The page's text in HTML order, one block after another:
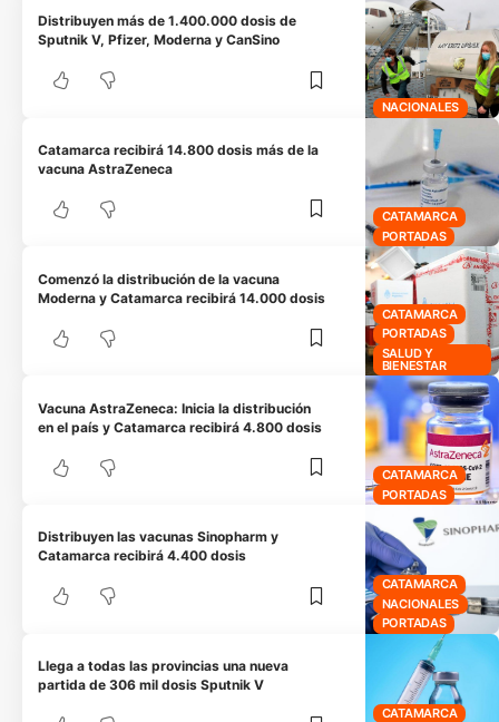
NACIONALES
Distribuyen más de 1.400.000 dosis de
Sputnik V, Pfizer, Moderna y CanSino
CATAMARCA
PORTADAS
Catamarca recibirá 14.800 dosis más de la
vacuna AstraZeneca
CATAMARCA
PORTADAS
SALUD Y
BIENESTAR
Comenzó la distribución de la vacuna
Moderna y Catamarca recibirá 14.000 dosis
CATAMARCA
PORTADAS
Vacuna AstraZeneca: Inicia la distribución
en el país y Catamarca recibirá 4.800 dosis
CATAMARCA
NACIONALES
PORTADAS
Distribuyen las vacunas Sinopharm y
Catamarca recibirá 4.400 dosis
CATAMARCA
Llega a todas las provincias una nueva
partida de 306 mil dosis Sputnik V